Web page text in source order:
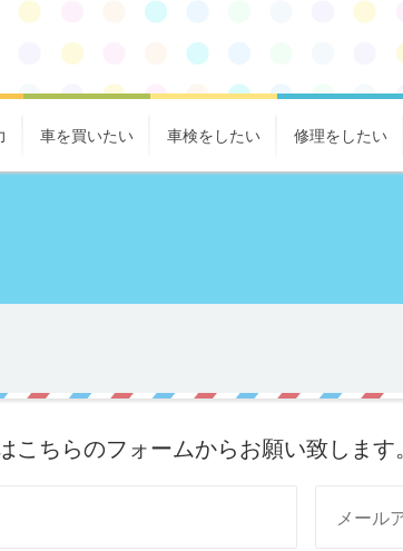
車を買いたい 車検をしたい 修理をしたい
こちらのフォームからお願い致します。